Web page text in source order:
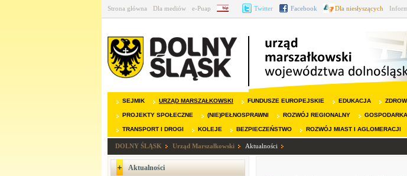
Strona główna Dla mediów e-Puap BIP Twitter Facebook Dla niesłyszących
SEJMIK URZĄD MARSZAŁKOWSKI FUNDUSZE EUROPEJSKIE EDUKACJA
PROJEKTY SPOŁECZNE (NIE)PEŁNOSPRAWNI ROZWÓJ REGIONALNY GOSPODARKA
TRANSPORT I DROGI KOLEJE BEZPIECZEŃSTWO ROZWÓJ MIAST I AGLOMERACJI
DOLNY ŚLĄSK Urząd Marszałkowski Aktualności
Aktualności